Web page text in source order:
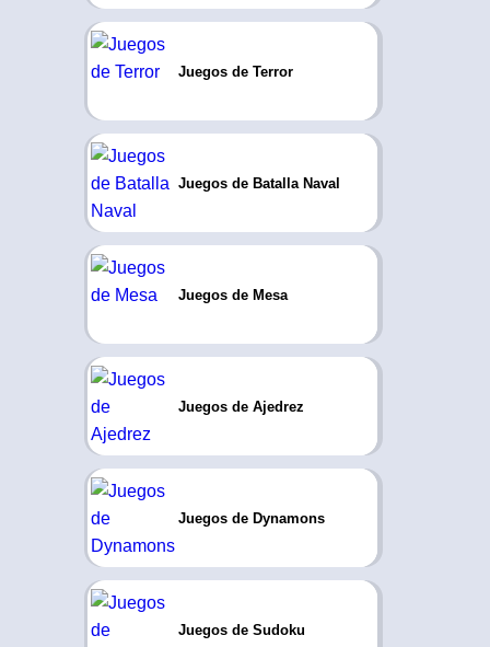
Juegos de Terror
Juegos de Batalla Naval
Juegos de Mesa
Juegos de Ajedrez
Juegos de Dynamons
Juegos de Sudoku